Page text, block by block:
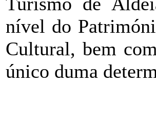
nível do
Cultural, bem
único duma